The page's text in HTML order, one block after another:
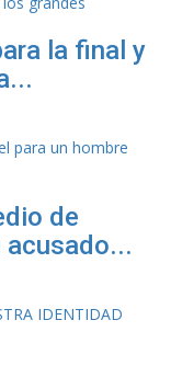
la final y
de
acusado...